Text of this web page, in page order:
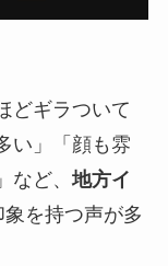
どギラついて
い」「顔も雰
など、地方イ
を持つ声が多